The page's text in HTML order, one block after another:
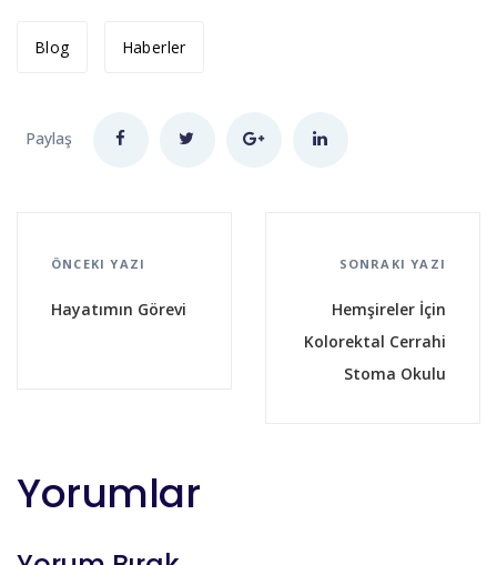
Blog Haberler
Paylaş
ÖNCEKI YAZI
Hayatımın Görevi
SONRAKI YAZI
Hemşireler İçin
Kolorektal Cerrahi
Stoma Okulu
Yorumlar